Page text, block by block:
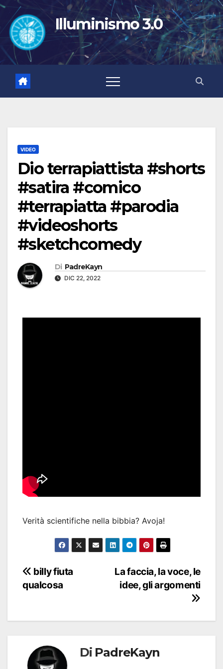
Salta
contenuto
Illuminismo 3.0
VIDEO
Dio terrapiattista #shorts
#satira #comico
#terrapiatta #parodia
#videoshorts
#sketchcomedy
Di PadreKayn
DIC 22, 2022
Verità scientifiche nella bibbia? Avoja!
Navigazione
articoli
La faccia, la voce, le
idee, gli argomenti
billy fiuta
qualcosa
Di PadreKayn